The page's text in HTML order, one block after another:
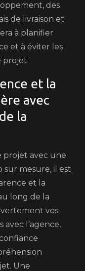
des
de livraison et
à planifier
et à éviter les
projet.
et la
avec
la
projet avec une
mesure, il est
et la
long de la
vos
avec l’agence,
Une